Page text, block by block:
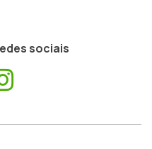
sociais